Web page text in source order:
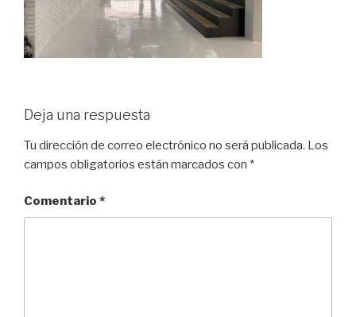
Deja una respuesta
Tu dirección de correo electrónico no será publicada. Los
campos obligatorios están marcados con *
Comentario *